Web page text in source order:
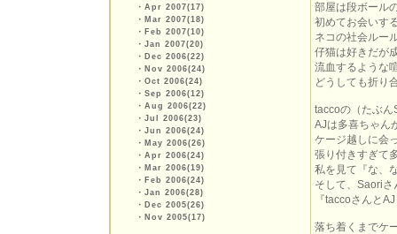
・ Apr 2007(17)
・ Mar 2007(18)
・ Feb 2007(10)
・ Jan 2007(20)
・ Dec 2006(22)
・ Nov 2006(24)
・ Oct 2006(24)
・ Sep 2006(12)
・ Aug 2006(22)
・ Jul 2006(23)
・ Jun 2006(24)
・ May 2006(26)
・ Apr 2006(24)
・ Mar 2006(19)
・ Feb 2006(24)
・ Jan 2006(28)
・ Dec 2005(26)
・ Nov 2005(17)
部屋は段ボール
初めてお会いす
ネコの社会ルー
仔猫は好きだが
流血するような
どうしても折り
taccoの（たぶ
AJは多喜ちゃん
ケージ越しに会
張り付きすぎて
私を見て『な、
そして、Saoriさ
『taccoさんと
落ち着くまでケ